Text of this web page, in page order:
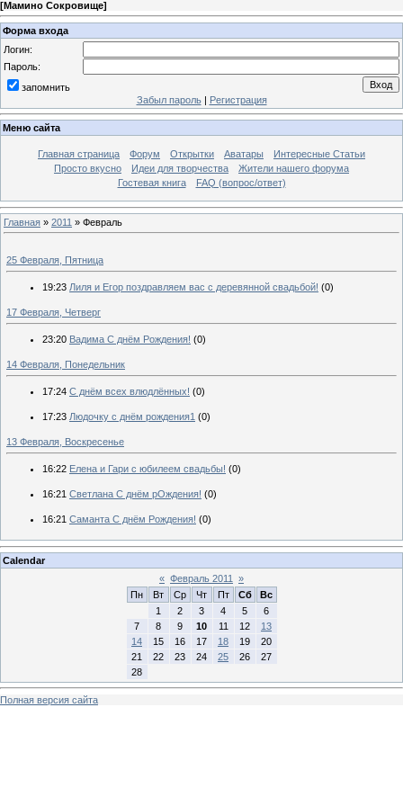
[Мамино Сокровище]
Форма входа
Логин:
Пароль:
запомнить
Забыл пароль| Регистрация
Меню сайта
Главная страница Форум Открытки Аватары
Интересные Статьи
Просто вкусно
Идеи для творчества
Жители нашего форума
Гостевая книга
FAQ (вопрос/ответ)
Главная » 2011 » Февраль
25 Февраля, Пятница
19:23 Лиля и Егор поздравляем вас с деревянной свадьбой! (0)
17 Февраля, Четверг
23:20 Вадима С днём Рождения! (0)
14 Февраля, Понедельник
17:24 С днём всех влюдлённых! (0)
17:23 Людочку с днём рождения1 (0)
13 Февраля, Воскресенье
16:22 Елена и Гари с юбилеем свадьбы! (0)
16:21 Светлана С днём рОждения! (0)
16:21 Саманта С днём Рождения! (0)
Calendar
« Февраль 2011
»
Пн
Вт Ср Чт Пт Сб
Вс
1
2 3 4 5
6
7
8 9 10 11 12
13
14
15 16 17 18 19
20
21
22 23 24 25 26
27
28
Полная версия сайта